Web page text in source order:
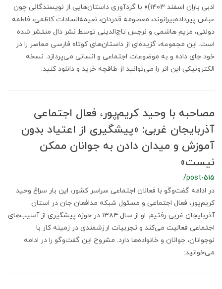
ادبی باران اسفند ۱۴۰۳)» با گردآوری داستان‌هایی از نویسندگانی چون
عباس پیرداده‌بیرانوند، معصومه قدردان، نعیمه‌السادات کاظمی، فاطمه
دولتی، مریم هاشمی و نرجس تاج‌الدینی توسط نشر دال منتشر شده
است. این مجموعه، گزیده‌ای از داستان‌های کوتاه فارسی معاصر را در
خود جای داده و به موضوعات اجتماعی و انسانی می‌پردازد. نسخه
الکترونیکی این اثر را می‌توانید از طاقچه خرید و دانلود کنید.
مصاحبه با وحید کریم‌پور، فعال اجتماعی
آذربایجان غربی: «پیشگیری از اعتیاد بدون
آموزش و میدان دادن به جوانان ممکن
نیست»
/post-515
در ادامه گفت‌وگو با فعالان اجتماعی سراسر کشور، این بار سراغ وحید
کریم‌پور، فعال اجتماعی و مسئول شبکه مدافعان جان در استان
آذربایجان غربی رفتیم. او از سال ۱۳۸۴ در حوزه پیشگیری از آسیب‌های
اجتماعی فعالیت می‌کند و تجربیات ارزشمندی در زمینه کار با
نوجوانان، جوانان و خانواده‌ها دارد. مشروح این گفت‌وگو را در ادامه
می‌خوانید: